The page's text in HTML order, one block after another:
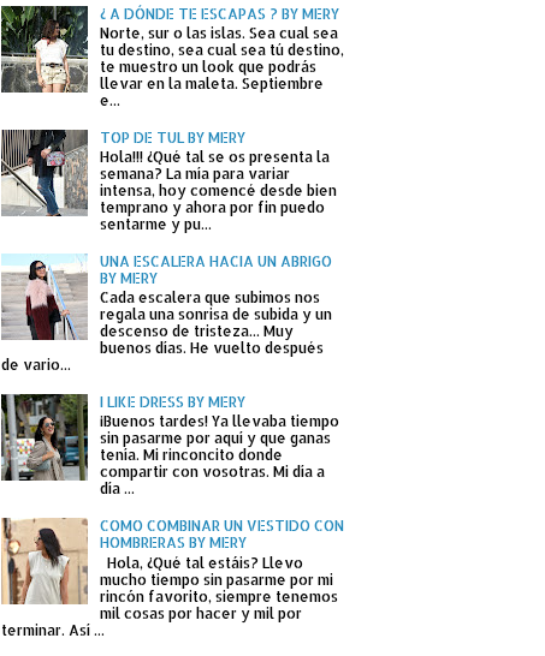
¿ A DÓNDE TE ESCAPAS ? BY MERY
Norte, sur o las islas. Sea cual sea
tu destino, sea cual sea tú destino,
te muestro un look que podrás
llevar en la maleta. Septiembre
e...
TOP DE TUL BY MERY
Hola!!! ¿Qué tal se os presenta la
semana? La mía para variar
intensa, hoy comencé desde bien
temprano y ahora por fin puedo
sentarme y pu...
UNA ESCALERA HACIA UN ABRIGO
BY MERY
Cada escalera que subimos nos
regala una sonrisa de subida y un
descenso de tristeza... Muy
buenos días. He vuelto después
de vario...
I LIKE DRESS BY MERY
¡Buenos tardes! Ya llevaba tiempo
sin pasarme por aquí y que ganas
tenía. Mi rinconcito donde
compartir con vosotras. Mi día a
día ...
COMO COMBINAR UN VESTIDO CON
HOMBRERAS BY MERY
Hola, ¿Qué tal estáis? Llevo
mucho tiempo sin pasarme por mi
rincón favorito, siempre tenemos
mil cosas por hacer y mil por
terminar. Así ...